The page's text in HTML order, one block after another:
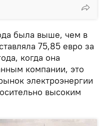
была выше, чем в
75,85 евро за
когда она
компании, это
электроэнергии
высоким